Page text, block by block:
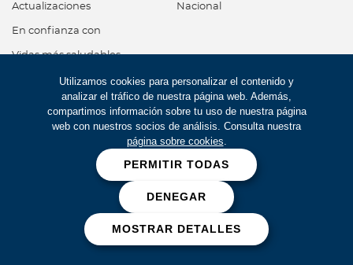
Utilizamos cookies para personalizar el contenido y
analizar el tráfico de nuestra página web. Además,
compartimos información sobre tu uso de nuestra página
web con nuestros socios de análisis. Consulta nuestra
página sobre cookies.
PERMITIR TODAS
DENEGAR
MOSTRAR DETALLES
Actualizaciones
En confianza con
Vidas más saludables
Nacional
Acerca de Bupa
¿Quiénes somos?
Segunda Opinión Médica
Bienestar Bupa
Vidas más saludables
Notas de bienestar
Para asegurados
Conoce todo de tu póliza
Lo que debes saber
One Health
¿Qué es One Health?